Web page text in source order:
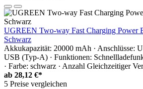
UGREEN Two-way Fast Charging Power
Schwarz
Akkukapazität: 20000 mAh · Anschlüsse:
USB (Typ-A) · Funktionen:
· Farbe: schwarz · Anzahl Gleichzeitiger
ab 28,12 €*
5 Preise vergleichen